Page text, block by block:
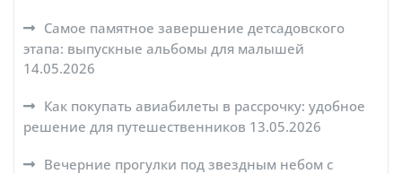
Самое памятное завершение детсадовского
этапа: выпускные альбомы для малышей
14.05.2026
Как покупать авиабилеты в рассрочку: удобное
решение для путешественников 13.05.2026
Вечерние прогулки под звездным небом с